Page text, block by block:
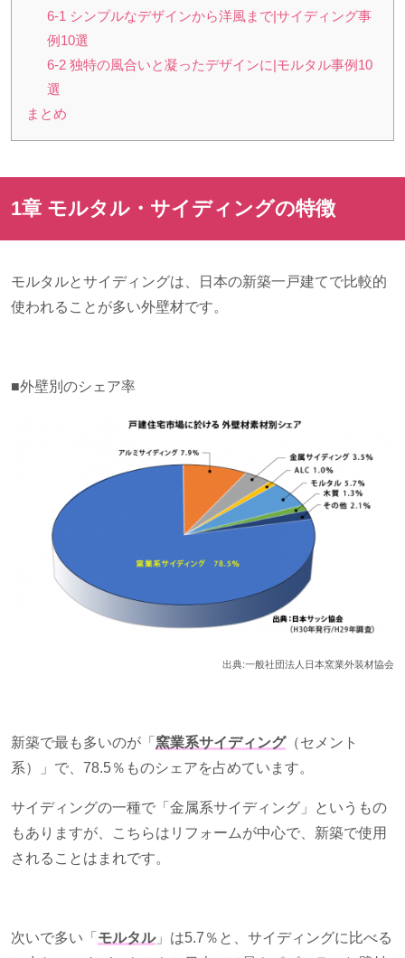
6-1 シンプルなデザインから洋風まで|サイディング事
例10選
6-2 独特の風合いと凝ったデザインに|モルタル事例10
選
まとめ
1章 モルタル・サイディングの特徴
モルタルとサイディングは、日本の新築一戸建てで比較的
使われることが多い外壁材です。
■外壁別のシェア率
出典:一般社団法人日本窯業外装材協会
新築で最も多いのが「 窯業系サイディング（セメント
系）」で、78.5％ものシェアを占めています。
サイディングの一種で「金属系サイディング」というもの
もありますが、こちらはリフォームが中心で、新築で使用
されることはまれです。
次いで多い「 モルタル」は5.7％と、サイディングに比べる